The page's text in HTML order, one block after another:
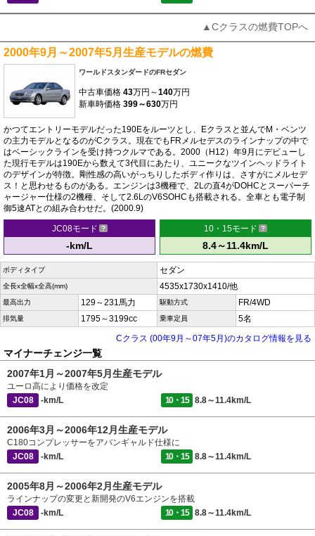
▲Cクラスの燃費TOPへ
2000年9月～2007年5月生産モデルの燃費
ワールドスタンダードのFRセダン
中古車価格 43万円～140万円
新車時価格 399～630万円
かつてエントリーモデルだった190Eをルーツとし、Eクラスと並んでM・ベンツ
の主力モデルとなるのがCクラス。現在でもFRメルセデスのラインナップの中で
はベーシックラインを受け持つクルマである。2000（H12）年9月にデビューし
た現行モデルは190Eから数えて3代目にあたり、ユニークなツインヘッドライト
のデザインが特徴。剛性感の高いがっちりしたボディ作りは、さすがにメルセデ
ス！と思わせるものがある。エンジンは3機種で、2Lの直4がDOHCとスーパーチ
ャージャー仕様の2機種、そして2.6LのV6SOHCも搭載される。全車とも電子制
御5速ATとの組み合わせだ。(2000.9)
JC08モード
-km/L
10・15モード
8.4～11.4km/L
ボディタイプ セダン
全長x全幅x全高(mm) 4535x1730x1410/他
最高出力 129～231馬力 駆動方式 FR/4WD
排気量 1795～3199cc 乗車定員
5名
Cクラス (00年9月～07年5月)のカタログ情報を見る
マイナーチェンジ一覧
2007年1月～2007年5月生産モデル
ユーロ高により価格を改定
JC08
-km/L 10・15 8.8～11.4km/L
2006年3月～2006年12月生産モデル
C180コンプレッサーをアバンギャルド仕様に
JC08
-km/L 10・15 8.8～11.4km/L
2005年8月～2006年2月生産モデル
ラインナップの変更と新開発のV6エンジンを搭載
JC08
-km/L 10・15 8.8～11.4km/L